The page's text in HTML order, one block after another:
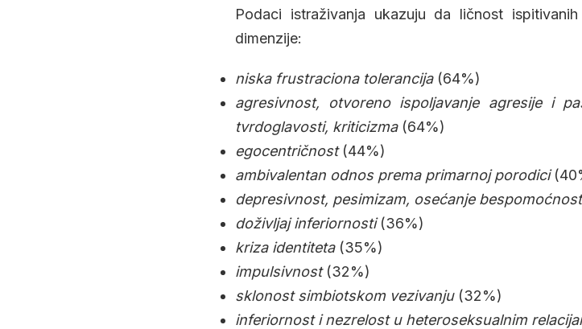
Podaci istraživanja ukazuju da ličnost
dimenzije:
niska frustraciona tolerancija(64%)
agresivnost, otvoreno ispoljavanje agresije i
tvrdoglavosti, kriticizma(64%)
egocentričnost(44%)
ambivalentan odnos prema primarnoj porodici
depresivnost, pesimizam, osećanje
doživljaj inferiornosti(36%)
kriza identiteta(35%)
impulsivnost(32%)
sklonost simbiotskom vezivanju(32%)
inferiornost i nezrelost u heteroseksualnim